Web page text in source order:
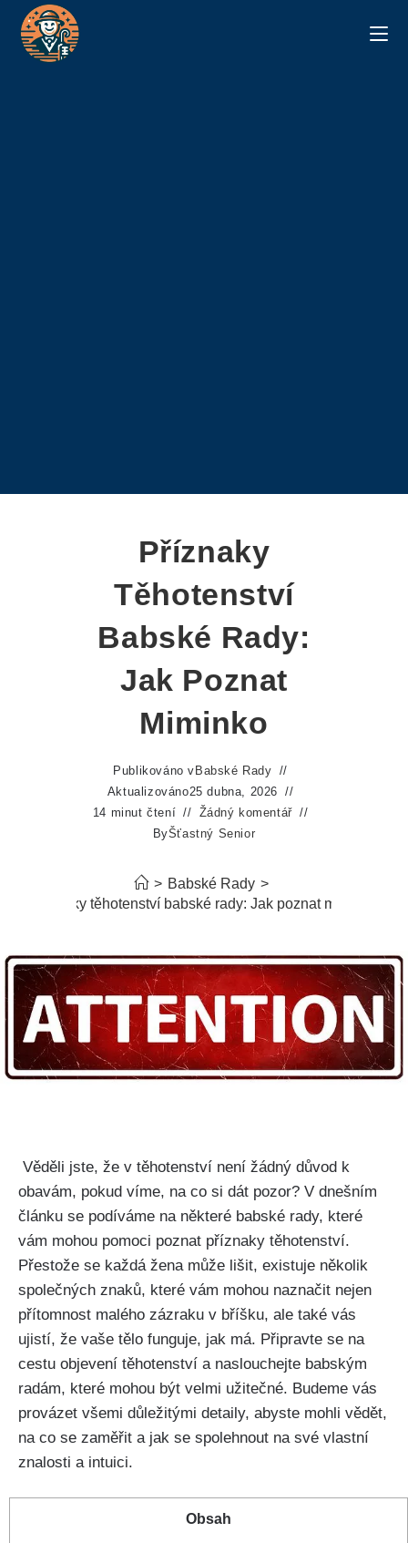
Příznaky
Těhotenství
Babské Rady:
Jak Poznat
Miminko
Publikováno v Babské Rady
Aktualizováno25 dubna, 2026
14 minut čtení
Žádný komentář
ByŠťastný Senior
> Babské Rady >
Příznaky těhotenství babské rady: Jak poznat miminko
‌ Věděli ⁤jste, že v těhotenství není žádný‌ důvod k⁢
obavám, pokud ⁢víme, na co si dát pozor? V dnešním
článku se podíváme​ na některé​ babské rady, které
vám mohou pomoci poznat příznaky těhotenství.⁣
Přestože se každá žena může lišit, existuje několik
společných znaků, které ‌vám mohou naznačit nejen
přítomnost malého zázraku ​v bříšku, ale také ​vás
ujistí, že vaše tělo funguje, jak má. Připravte se na
cestu objevení těhotenství a naslouchejte ⁤babským
radám, které mohou⁤ být velmi užitečné. ‍Budeme vás
provázet všemi důležitými detaily, abyste⁣ mohli vědět,
na co se zaměřit a jak se spolehnout na své vlastní
znalosti⁢ a intuici.
Obsah